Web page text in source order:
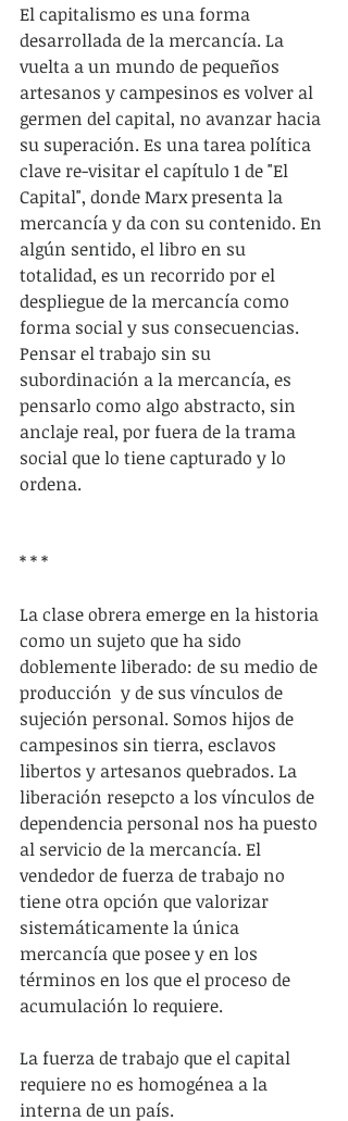
El capitalismo es una forma
desarrollada de la mercancía. La
vuelta a un mundo de pequeños
artesanos y campesinos es volver al
germen del capital, no avanzar hacia
su superación. Es una tarea política
clave re-visitar el capítulo 1 de "El
Capital", donde Marx presenta la
mercancía y da con su contenido. En
algún sentido, el libro en su
totalidad, es un recorrido por el
despliegue de la mercancía como
forma social y sus consecuencias.
Pensar el trabajo sin su
subordinación a la mercancía, es
pensarlo como algo abstracto, sin
anclaje real, por fuera de la trama
social que lo tiene capturado y lo
ordena.
* * *
La clase obrera emerge en la historia
como un sujeto que ha sido
doblemente liberado: de su medio de
producción  y de sus vínculos de
sujeción personal. Somos hijos de
campesinos sin tierra, esclavos
libertos y artesanos quebrados. La
liberación resepcto a los vínculos de
dependencia personal nos ha puesto
al servicio de la mercancía. El
vendedor de fuerza de trabajo no
tiene otra opción que valorizar
sistemáticamente la única
mercancía que posee y en los
términos en los que el proceso de
acumulación lo requiere.
La fuerza de trabajo que el capital
requiere no es homogénea a la
interna de un país.